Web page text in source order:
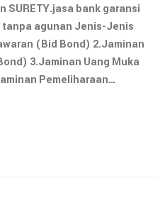
SURETY.jasa bank garansi
agunan Jenis-Jenis
(Bid Bond) 2.Jaminan
3.Jaminan Uang Muka
Pemeliharaan…